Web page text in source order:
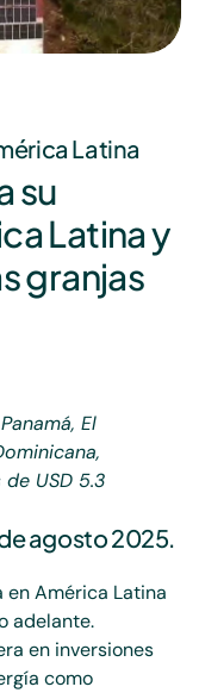
Latina
su
Latina y
granjas
El
USD 5.3
agosto 2025.
América Latina
adelante.
en inversiones
como